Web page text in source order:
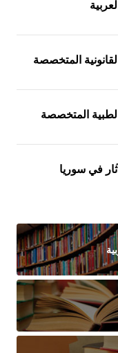
المتخصصة
المتخصصة
في سوريا